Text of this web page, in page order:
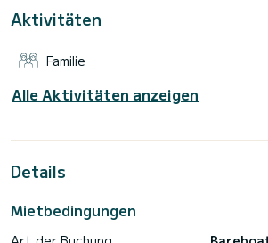
zu verbringen. Für Ihren Komfort verfügt
Dieses Boot ist mit einem
Ausstattung: Automatik Pilot.
Aktivitäten
Familie
Alle Aktivitäten anzeigen
Details
Mietbedingungen